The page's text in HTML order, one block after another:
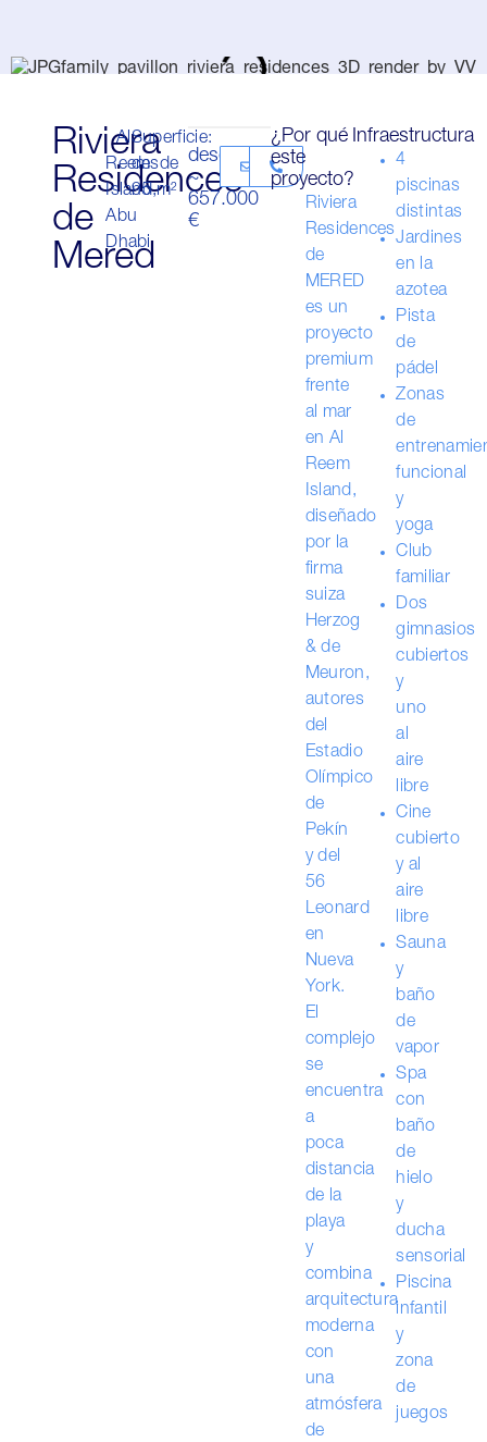
Riviera
Residences
de
Mered
Al
Reem
Island,
Abu
Dhabi
Superficie:
desde
95 m²
desde
~
657.000
€
¿Por qué
este
proyecto?
Riviera
Residences
de
MERED
es un
proyecto
premium
frente
al mar
en Al
Reem
Island,
diseñado
por la
firma
suiza
Herzog
& de
Meuron,
autores
del
Estadio
Olímpico
de
Pekín
y del
56
Leonard
en
Nueva
York.
El
complejo
se
encuentra
a
poca
distancia
de la
playa
y
combina
arquitectura
moderna
con
una
atmósfera
de
Infraestructura
4
piscinas
distintas
Jardines
en la
azotea
Pista
de
pádel
Zonas
de
funcional
y
yoga
Club
familiar
Dos
gimnasios
cubiertos
y
uno
al
aire
libre
Cine
cubierto
y al
aire
libre
Sauna
y
baño
de
vapor
Spa
con
baño
de
hielo
y
ducha
sensorial
Piscina
infantil
y
zona
de
juegos